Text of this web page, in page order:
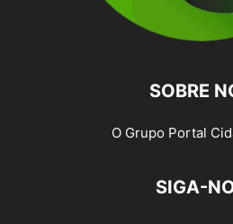
SOBRE
O Grupo Portal
SIGA-